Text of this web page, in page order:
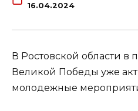
16.04.2024
В Ростовской области в
Великой Победы уже
молодежные